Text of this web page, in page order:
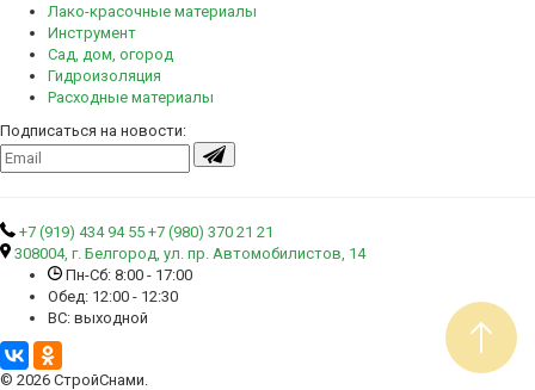
Лако-красочные материалы
Инструмент
Сад, дом, огород
Гидроизоляция
Расходные материалы
Подписаться на новости:
+7 (919) 434 94 55 +7 (980) 370 21 21
308004, г. Белгород, ул. пр. Автомобилистов, 14
Пн-Сб: 8:00 - 17:00
Обед: 12:00 - 12:30
ВС: выходной
© 2026 СтройСнами.